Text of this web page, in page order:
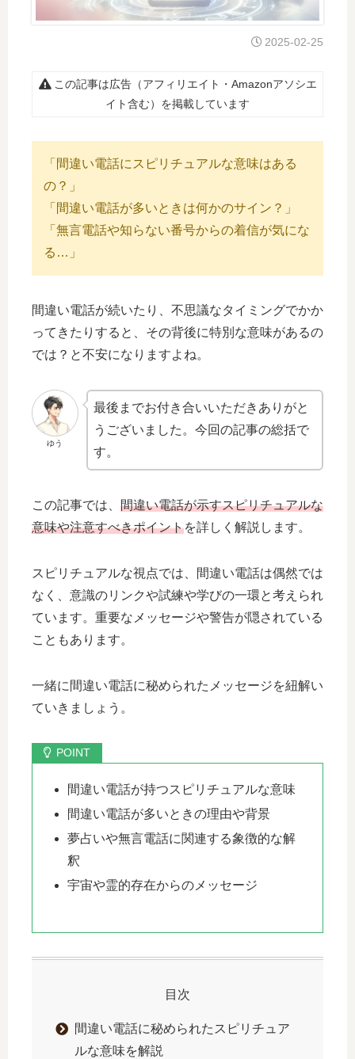
2025-02-25
この記事は広告（アフィリエイト・Amazonアソシエ
イト含む）を掲載しています
「間違い電話にスピリチュアルな意味はある
の？」
「間違い電話が多いときは何かのサイン？」
「無言電話や知らない番号からの着信が気にな
る…」
間違い電話が続いたり、不思議なタイミングでかか
ってきたりすると、その背後に特別な意味があるの
では？と不安になりますよね。
ゆう
最後までお付き合いいただきありがと
うございました。今回の記事の総括で
す。
この記事では、 間違い電話が示すスピリチュアルな
意味や注意すべきポイントを詳しく解説します。
スピリチュアルな視点では、間違い電話は偶然では
なく、意識のリンクや試練や学びの一環と考えられ
ています。重要なメッセージや警告が隠されている
こともあります。
一緒に間違い電話に秘められたメッセージを紐解い
ていきましょう。
間違い電話が持つスピリチュアルな意味
間違い電話が多いときの理由や背景
夢占いや無言電話に関連する象徴的な解
釈
宇宙や霊的存在からのメッセージ
目次
間違い電話に秘められたスピリチュア
ルな意味を解説